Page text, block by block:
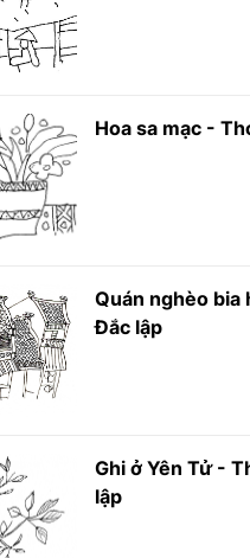
Hoa sa mạc -
Quán nghèo bia
Đắc lập
Ghi ở Yên Tử -
lập